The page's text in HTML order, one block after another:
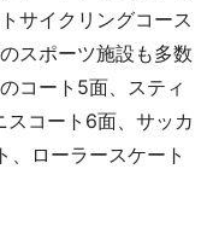
サイクリングコース
スポーツ施設も多数
コート5面、スティ
スコート6面、サッカ
、ローラースケート